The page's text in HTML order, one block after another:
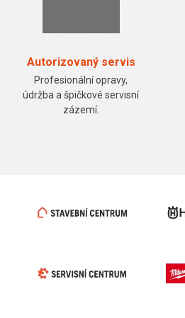
Autorizovaný servis
Profesionální opravy,
údržba a špičkové servisní
zázemí.